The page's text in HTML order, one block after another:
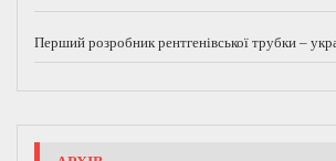
Перший розробник рентгенівської трубки –